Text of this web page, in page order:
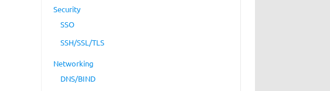
Security
SSO
SSH/SSL/TLS
Networking
DNS/BIND